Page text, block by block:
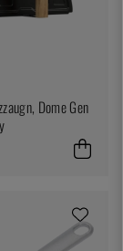
Dome Gen